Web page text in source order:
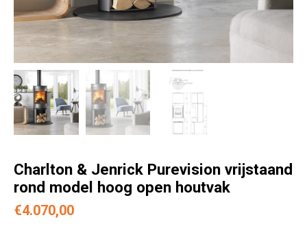
Charlton & Jenrick Purevision vrijstaand
rond model hoog open houtvak
€4.070,00